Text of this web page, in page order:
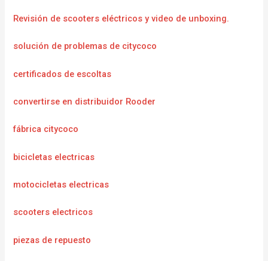
Revisión de scooters eléctricos y video de unboxing.
solución de problemas de citycoco
certificados de escoltas
convertirse en distribuidor Rooder
fábrica citycoco
bicicletas electricas
motocicletas electricas
scooters electricos
piezas de repuesto